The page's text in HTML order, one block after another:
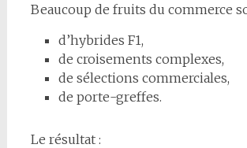
Beaucoup de fruits du commerce
d’hybrides F1,
de croisements complexes,
de sélections commerciales,
de porte-greffes.
Le résultat :